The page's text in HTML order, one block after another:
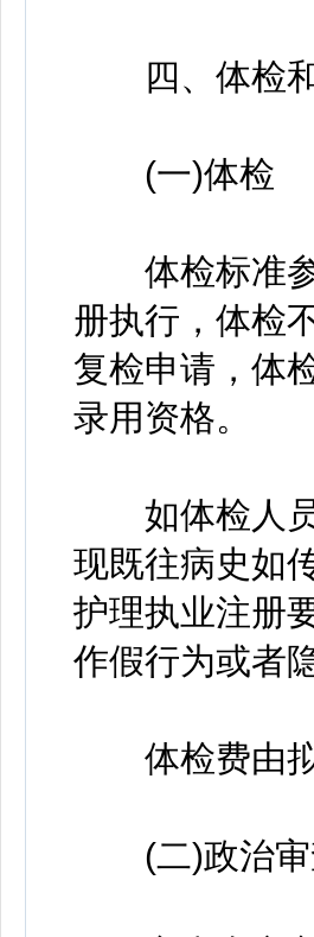
四、体检
(一)体检
体检标准参
册执行，体检
复检申请，体
录用资格。
如体检人员
现既往病史如
护理执业注册
作假行为或者
体检费由拟
(二)政治审